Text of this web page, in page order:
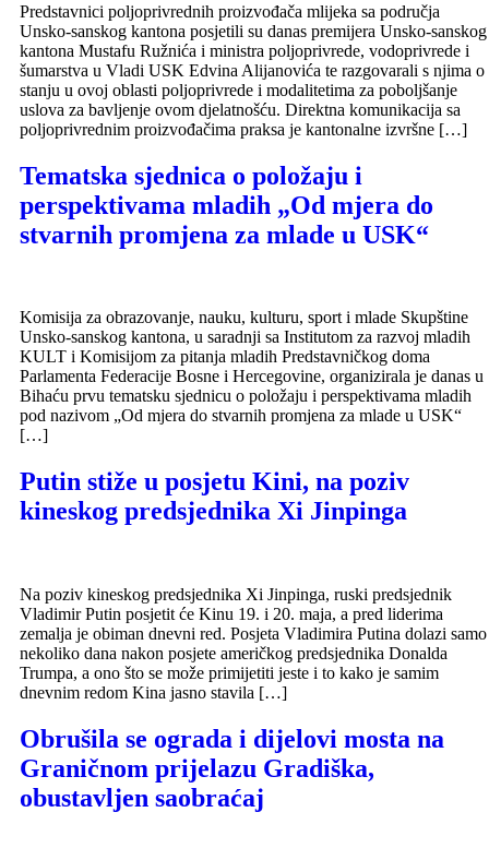
Predstavnici poljoprivrednih proizvođača mlijeka sa područja
Unsko-sanskog kantona posjetili su danas premijera Unsko-sanskog
kantona Mustafu Ružnića i ministra poljoprivrede, vodoprivrede i
šumarstva u Vladi USK Edvina Alijanovića te razgovarali s njima o
stanju u ovoj oblasti poljoprivrede i modalitetima za poboljšanje
uslova za bavljenje ovom djelatnošću. Direktna komunikacija sa
poljoprivrednim proizvođačima praksa je kantonalne izvršne […]
Tematska sjednica o položaju i
perspektivama mladih „Od mjera do
stvarnih promjena za mlade u USK“
Komisija za obrazovanje, nauku, kulturu, sport i mlade Skupštine
Unsko-sanskog kantona, u saradnji sa Institutom za razvoj mladih
KULT i Komisijom za pitanja mladih Predstavničkog doma
Parlamenta Federacije Bosne i Hercegovine, organizirala je danas u
Bihaću prvu tematsku sjednicu o položaju i perspektivama mladih
pod nazivom „Od mjera do stvarnih promjena za mlade u USK“
[…]
Putin stiže u posjetu Kini, na poziv
kineskog predsjednika Xi Jinpinga
Na poziv kineskog predsjednika Xi Jinpinga, ruski predsjednik
Vladimir Putin posjetit će Kinu 19. i 20. maja, a pred liderima
zemalja je obiman dnevni red. Posjeta Vladimira Putina dolazi samo
nekoliko dana nakon posjete američkog predsjednika Donalda
Trumpa, a ono što se može primijetiti jeste i to kako je samim
dnevnim redom Kina jasno stavila […]
Obrušila se ograda i dijelovi mosta na
Graničnom prijelazu Gradiška,
obustavljen saobraćaj